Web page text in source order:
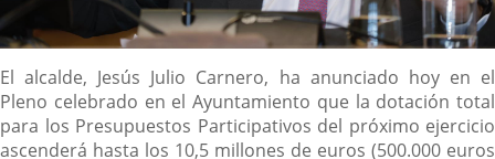
Descripción
El alcalde, Jesús Julio Carnero, ha anunciado hoy en el
Pleno celebrado en el Ayuntamiento que la dotación total
para los Presupuestos Participativos del próximo ejercicio
ascenderá hasta los 10,5 millones de euros (500.000 euros